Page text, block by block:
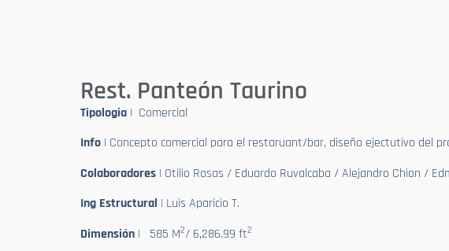
Rest. Panteón Taurino
Tipologia | Comercial
Info | Concepto comercial para el restaruant/bar, diseño ejectutivo del
Colaboradores | Otilio Rosas / Eduardo Ruvalcaba / Alejandro Chion /
Ing Estructural | Luis Aparicio T.
Dimensión | 585 M2/ 6,286.99 ft2